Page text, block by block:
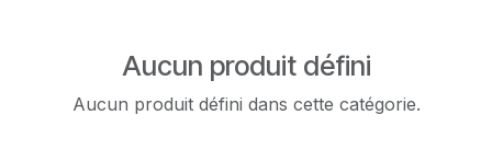
Aucun produit défini
Aucun produit défini dans cette catégorie.